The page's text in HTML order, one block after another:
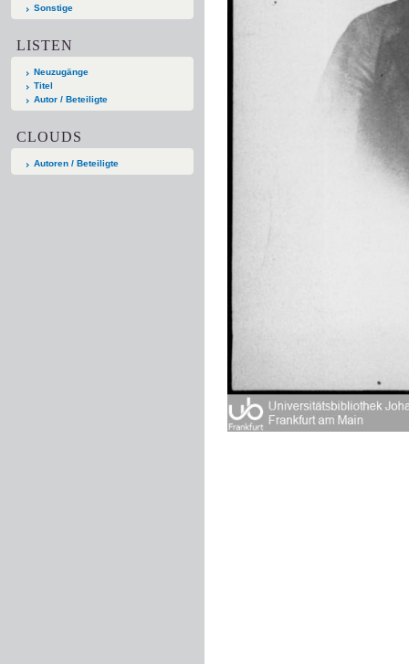
Sonstige
LISTEN
Neuzugänge
Titel
Autor / Beteiligte
CLOUDS
Autoren / Beteiligte